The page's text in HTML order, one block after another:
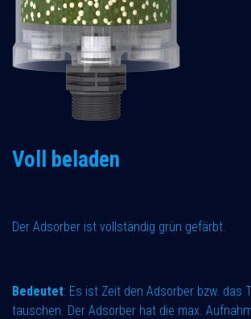
Voll beladen
Der Adsorber ist vollständig grün gefärbt.
Bedeutet: Es ist Zeit den Adsorber bzw. das
tauschen. Der Adsorber hat die max.